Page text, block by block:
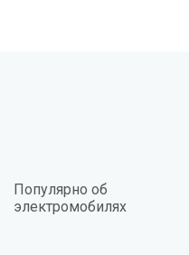
Популярно об
электромобилях